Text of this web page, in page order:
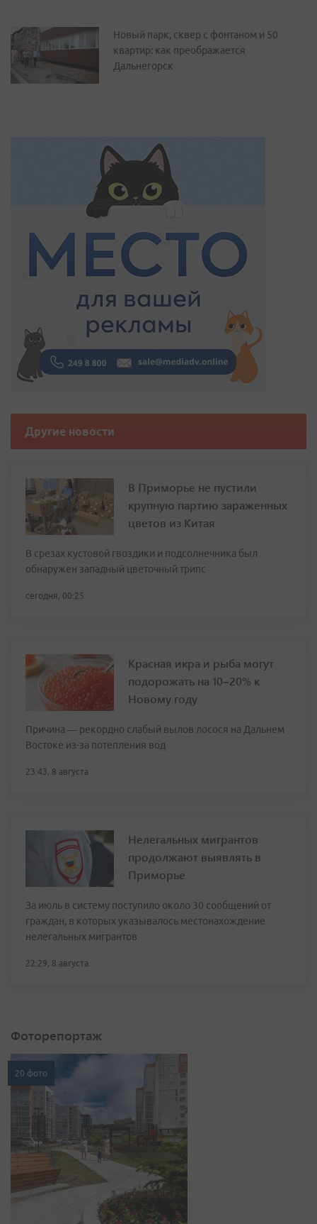
Новый парк, сквер с фонтаном и 50
квартир: как преображается
Дальнегорск
Другие новости
В Приморье не пустили
крупную партию зараженных
цветов из Китая
В срезах кустовой гвоздики и подсолнечника был
обнаружен западный цветочный трипс
сегодня, 00:25
Красная икра и рыба могут
подорожать на 10–20% к
Новому году
Причина — рекордно слабый вылов лосося на Дальнем
Востоке из-за потепления вод
23:43, 8 августа
Нелегальных мигрантов
продолжают выявлять в
Приморье
За июль в систему поступило около 30 сообщений от
граждан, в которых указывалось местонахождение
нелегальных мигрантов
22:29, 8 августа
Фоторепортаж
20 фото